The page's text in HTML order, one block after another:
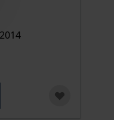
auf der
richtet sich nach